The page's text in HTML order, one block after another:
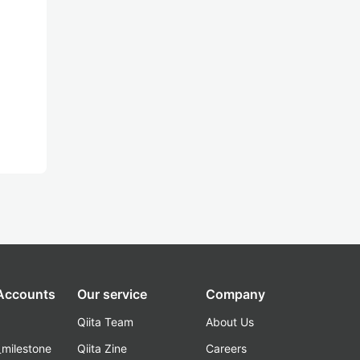
Our service
Qiita Team
Qiita Zine
Company
About Us
Careers